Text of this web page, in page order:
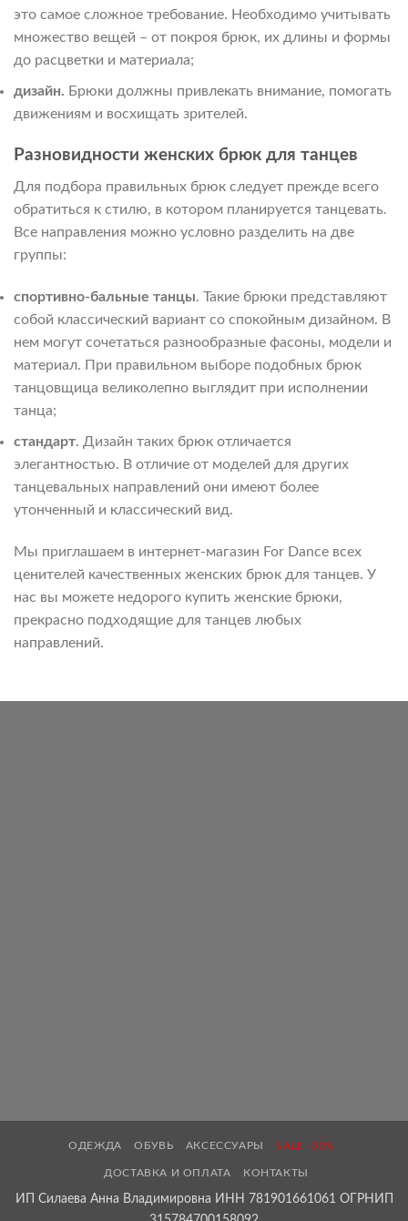
это самое сложное требование. Необходимо учитывать
множество вещей – от покроя брюк, их длины и формы
до расцветки и материала;
дизайн. Брюки должны привлекать внимание, помогать
движениям и восхищать зрителей.
Разновидности женских брюк для танцев
Для подбора правильных брюк следует прежде всего
обратиться к стилю, в котором планируется танцевать.
Все направления можно условно разделить на две
группы:
спортивно-бальные танцы. Такие брюки представляют
собой классический вариант со спокойным дизайном. В
нем могут сочетаться разнообразные фасоны, модели и
материал. При правильном выборе подобных брюк
танцовщица великолепно выглядит при исполнении
танца;
стандарт. Дизайн таких брюк отличается
элегантностью. В отличие от моделей для других
танцевальных направлений они имеют более
утонченный и классический вид.
Мы приглашаем в интернет-магазин For Dance всех
ценителей качественных женских брюк для танцев. У
нас вы можете недорого купить женские брюки,
прекрасно подходящие для танцев любых
направлений.
ОДЕЖДА ОБУВЬ АКСЕССУАРЫ SALE -30%
ДОСТАВКА И ОПЛАТА КОНТАКТЫ
ИП Силаева Анна Владимировна ИНН 781901661061 ОГРНИП